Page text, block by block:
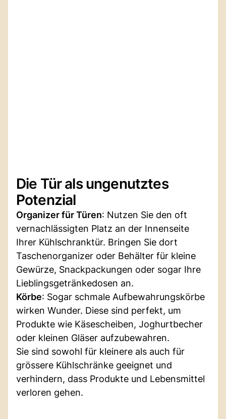
Die Tür als ungenutztes
Potenzial
Organizer für Türen: Nutzen Sie den oft
vernachlässigten Platz an der Innenseite
Ihrer Kühlschranktür. Bringen Sie dort
Taschenorganizer oder Behälter für kleine
Gewürze, Snackpackungen oder sogar Ihre
Lieblingsgetränkedosen an.
Körbe: Sogar schmale Aufbewahrungskörbe
wirken Wunder. Diese sind perfekt, um
Produkte wie Käsescheiben, Joghurtbecher
oder kleinen Gläser aufzubewahren.
Sie sind sowohl für kleinere als auch für
grössere Kühlschränke geeignet und
verhindern, dass Produkte und Lebensmittel
verloren gehen.